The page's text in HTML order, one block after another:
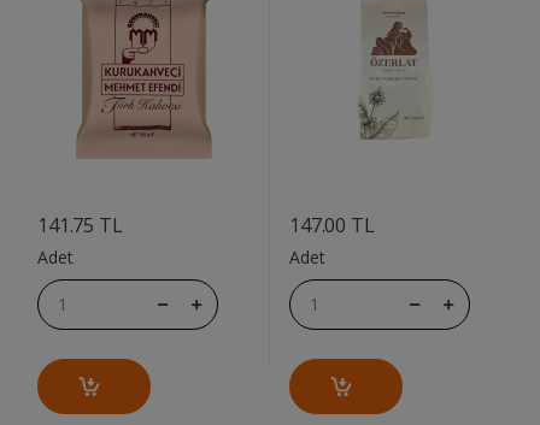
141.75 TL
Adet
147.00 TL
Adet